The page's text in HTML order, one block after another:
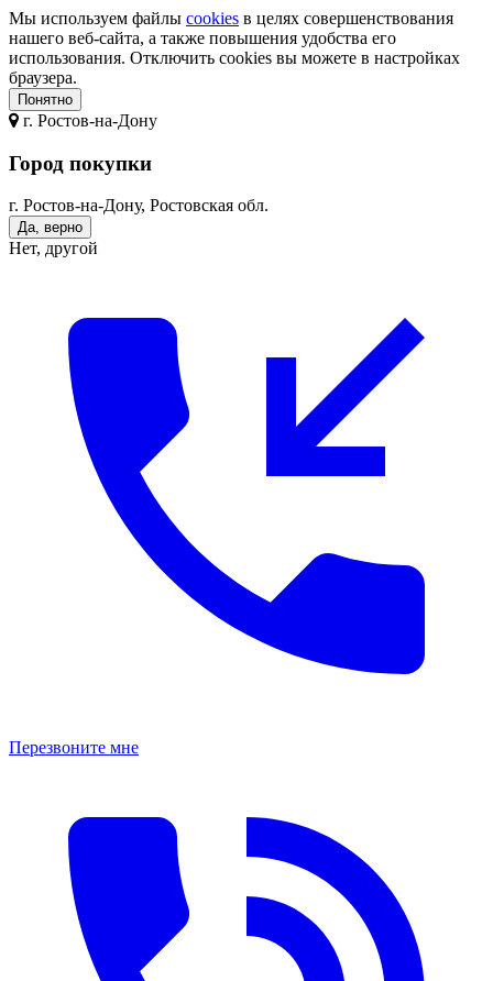
Мы используем файлы cookies в целях совершенствования
нашего веб-сайта, а также повышения удобства его
использования. Отключить cookies вы можете в настройках
браузера.
Понятно
г. Ростов-на-Дону
Город покупки
г. Ростов-на-Дону, Ростовская обл.
Да, верно
Нет, другой
Перезвоните мне